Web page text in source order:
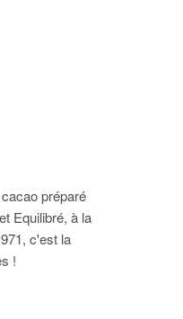
préparé
Equilibré, à la
c'est la
!